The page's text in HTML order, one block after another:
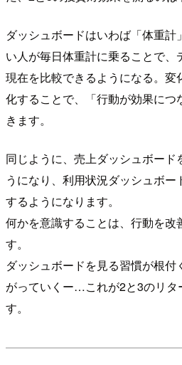
ダッシュボードはいわば「体重
い人が毎日体重計に乗ることで、
現在を比較できるようになる。
化することで、「行動が効果に
きます。
同じように、売上ダッシュボード
うになり、利用状況ダッシュボ
するようになります。
何かを意識することは、行動を改
す。
ダッシュボードを見る習慣が根
がっていくー…これが2と3のリタ
す。